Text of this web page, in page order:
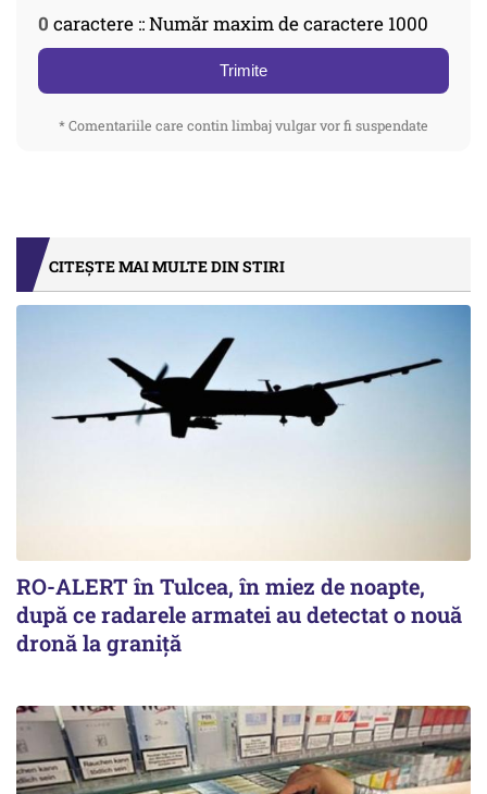
0 caractere :: Număr maxim de caractere 1000
Trimite
* Comentariile care contin limbaj vulgar vor fi suspendate
CITEȘTE MAI MULTE DIN STIRI
RO-ALERT în Tulcea, în miez de noapte,
după ce radarele armatei au detectat o nouă
dronă la graniță